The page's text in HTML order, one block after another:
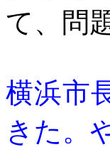
て、問
横浜市
きた。